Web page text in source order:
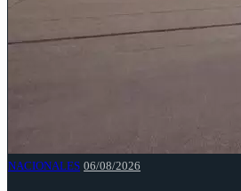
NACIONALES 06/08/2026